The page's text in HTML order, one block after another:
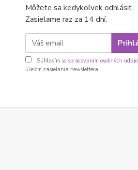
Môžete sa kedykoľvek odhlásiť.
Zasielame raz za 14 dní.
Súhlasím so spracovaním osobných
účelom zasielania newslettera.